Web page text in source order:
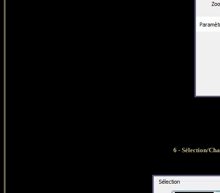
6 - Sélection/